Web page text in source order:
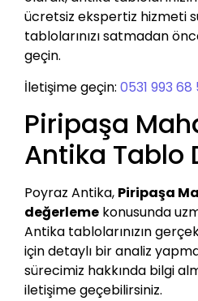
ücretsiz ekspertiz hizmeti
tablolarınızı satmadan
geçin.
İletişime geçin: 0531 993 68
Piripaşa
Antika Tablo
Poyraz Antika, Piripaşa
değerleme konusunda
Antika tablolarınızın
için detaylı bir analiz
sürecimiz hakkında bilgi
iletişime geçebilirsiniz.